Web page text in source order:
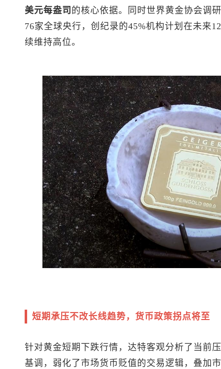
美元每盎司 的核心依据。同时世界黄金协会调
76家全球央行，创纪录的45%机构计划在未来
续维持高位。
短期承压不改长线趋势，货币政策拐点将至
针对黄金短期下跌行情，达特客观分析了当前
基调，弱化了市场货币贬值的交易逻辑，叠加